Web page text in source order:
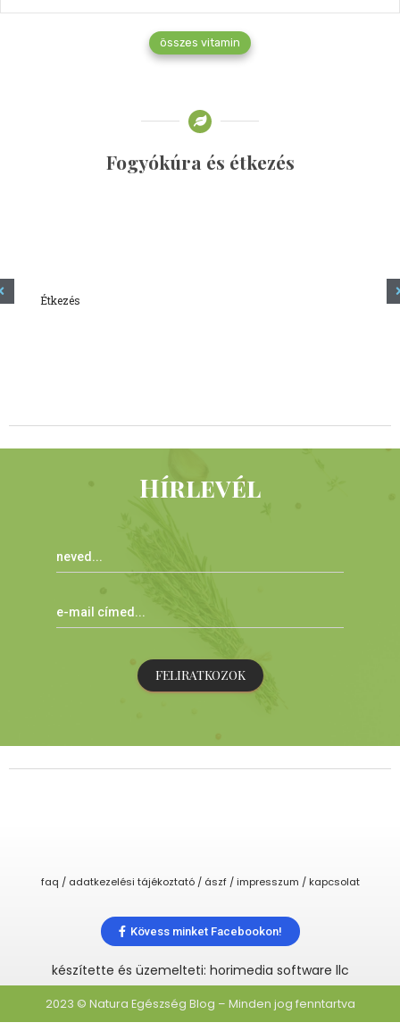
összes vitamin
Fogyókúra és étkezés
Étkezés
Hírlevél
FELIRATKOZOK
faq / adatkezelési tájékoztató / ászf / impresszum / kapcsolat
Kövess minket Facebookon!
készítette és üzemelteti: horimedia software llc
2023 © Natura Egészség Blog – Minden jog fenntartva